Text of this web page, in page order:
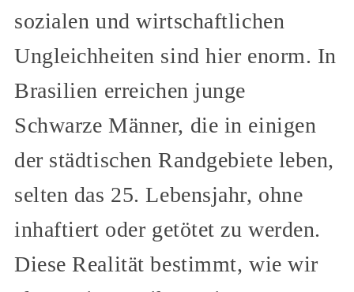
sozialen und wirtschaftlichen
Ungleichheiten sind hier enorm. In
Brasilien erreichen junge
Schwarze Männer, die in einigen
der städtischen Randgebiete leben,
selten das 25. Lebensjahr, ohne
inhaftiert oder getötet zu werden.
Diese Realität bestimmt, wie wir